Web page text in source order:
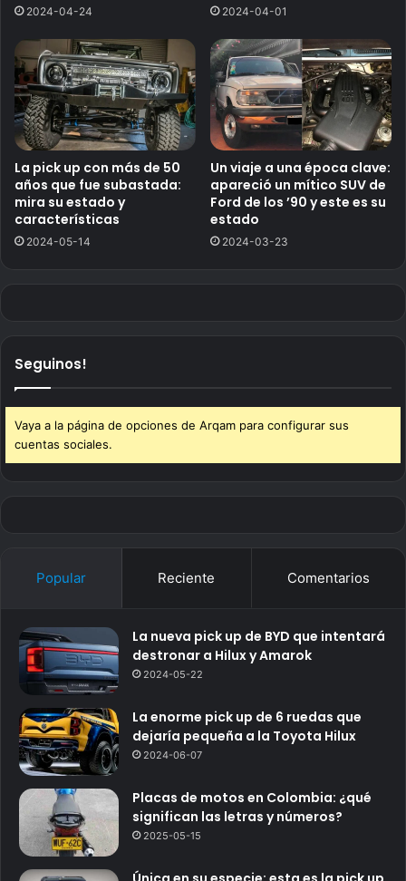
2024-04-24 2024-04-01
La pick up con más de 50
años que fue subastada:
mira su estado y
características
2024-05-14
Un viaje a una época clave:
apareció un mítico SUV de
Ford de los ’90 y este es su
estado
2024-03-23
Seguinos!
Vaya a la página de opciones de Arqam para configurar sus
cuentas sociales.
Popular Reciente Comentarios
La nueva pick up de BYD que intentará
destronar a Hilux y Amarok
2024-05-22
La enorme pick up de 6 ruedas que
dejaría pequeña a la Toyota Hilux
2024-06-07
Placas de motos en Colombia: ¿qué
significan las letras y números?
2025-05-15